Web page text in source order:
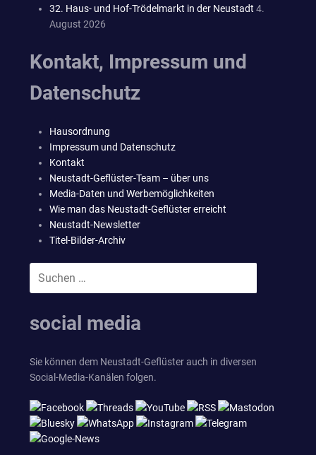
32. Haus- und Hof-Trödelmarkt in der Neustadt 4.
August 2026
Kontakt, Impressum und
Datenschutz
Hausordnung
Impressum und Datenschutz
Kontakt
Neustadt-Geflüster-Team – über uns
Media-Daten und Werbemöglichkeiten
Wie man das Neustadt-Geflüster erreicht
Neustadt-Newsletter
Titel-Bilder-Archiv
social media
Sie können dem Neustadt-Geflüster auch in diversen
Social-Media-Kanälen folgen.